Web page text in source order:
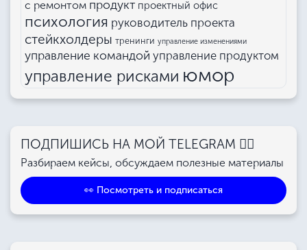
с ремонтом продукт проектный офис
психология руководитель проекта
стейкхолдеры тренинги управление изменениями
управление командой управление продуктом
управление рисками юмор
ПОДПИШИСЬ НА МОЙ TELEGRAM 👉🏻
Разбираем кейсы, обсуждаем полезные материалы
👀 Посмотреть и подписаться